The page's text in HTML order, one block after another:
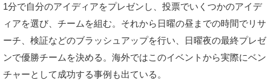
1分で自分のアイディアをプレゼンし、投票でいくつかのアイデ
ィアを選び、チームを組む。それから日曜の昼までの時間でリサ
ーチ、検証などのブラッシュアップを行い、日曜夜の最終プレゼ
ンで優勝チームを決める。海外ではこのイベントから実際にベン
チャーとして成功する事例も出ている。